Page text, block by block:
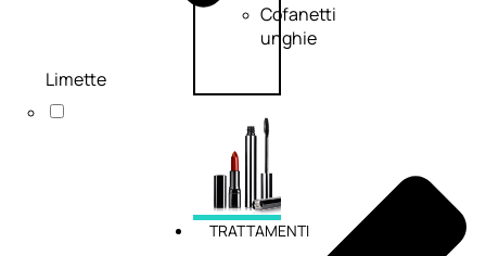
Cofanetti
unghie
TRATTAMENTI
Limette